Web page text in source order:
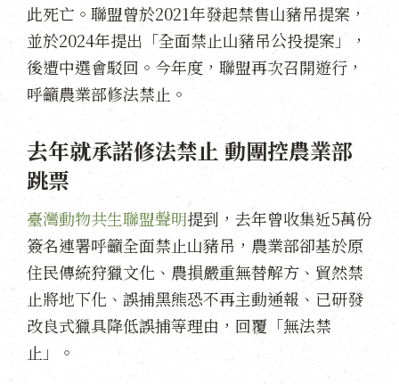
此死亡。 聯盟曾於2021年發起禁售山豬吊提案，
並於2024年提出「全面禁止山豬吊公投提案」，
後遭中選會駁回。今年度，聯盟再次召開遊行，
呼籲農業部修法禁止。
去年就承諾修法禁止 動團控農業部
跳票
臺灣動物共生聯盟聲明提到，去年曾收集近5萬份
簽名連署呼籲全面禁止山豬吊，農業部卻基於原
住民傳統狩獵文化、農損嚴重無替解方、貿然禁
止將地下化、誤捕黑熊恐不再主動通報、已研發
改良式獵具降低誤捕等理由，回覆「無法禁
止」。